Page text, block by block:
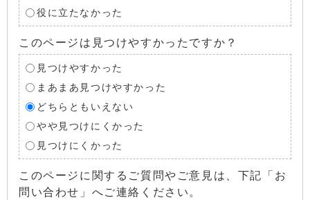
役に立たなかった
このページは見つけやすかったですか？
見つけやすかった
まあまあ見つけやすかった
どちらともいえない
やや見つけにくかった
見つけにくかった
このページに関するご質問やご意見は、下記「お
問い合わせ」へご連絡ください。